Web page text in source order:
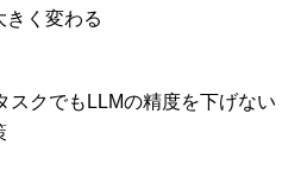
きく変わる
スクでもLLMの精度を下げない